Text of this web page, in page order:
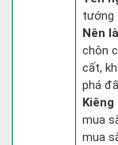
tướng
Nên
chôn
cất,
phá
Kiêng
mua
mua